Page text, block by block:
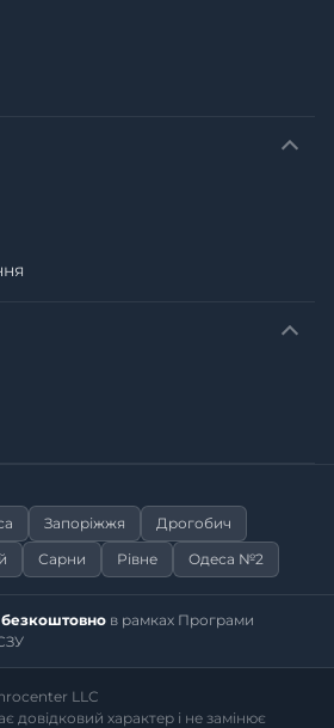
Запоріжжя
Дрогобич
Сарни Рівне Одеса №2
безкоштовно в рамках Програми
LLC
довідковий характер і не замінює